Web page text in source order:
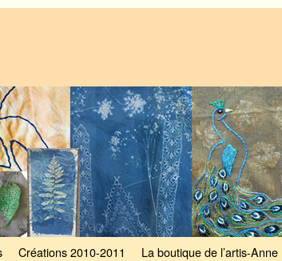
Créations 2010-2011
La boutique de l’artis-Anne